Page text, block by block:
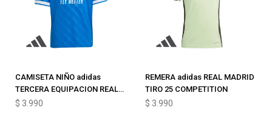
CAMISETA NIÑO adidas
TERCERA EQUIPACION REAL
MADRID 25/26
$ 3.990
REMERA adidas REAL MADRID
TIRO 25 COMPETITION
$ 3.990